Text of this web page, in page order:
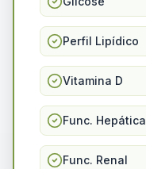
Perfil Lipídico
Vitamina D
Func. Hepática
Func. Renal